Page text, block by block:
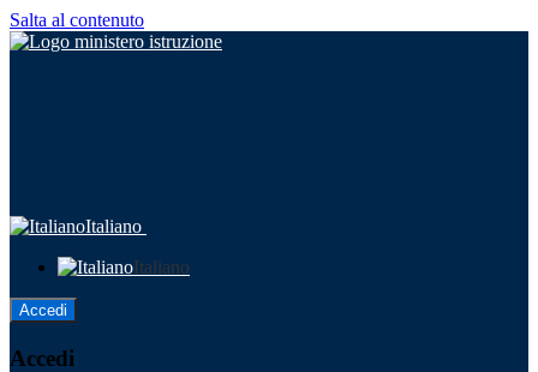
Salta al contenuto
Italiano
Italiano
Accedi
Accedi